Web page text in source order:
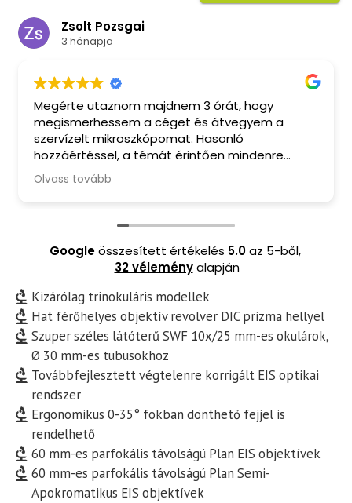
Zsolt Pozsgai
3 hónapja
Megérte utaznom majdnem 3 órát, hogy
megismerhessem a céget és átvegyem a
szervízelt mikroszkópomat. Hasonló
hozzáértéssel, a témát érintően mindenre
kiterjedő tanácsadással, barátságos
fogadtatással és finom kávéval ritkán
pedig valóban kihozták a maximumot. Csak
Olvass tovább
Googleösszesített értékelés 5.0az 5-ből,
32 véleményalapján
Kizárólag trinokuláris modellek
Hat férőhelyes objektív revolver DIC prizma hellyel
Szuper széles látóterű SWF 10x/25 mm-es okulárok,
Ø 30 mm-es tubusokhoz
Továbbfejlesztett végtelenre korrigált EIS optikai
rendszer
Ergonomikus 0-35° fokban dönthető fejjel is
rendelhető
60 mm-es parfokális távolságú Plan EIS objektívek
60 mm-es parfokális távolságú Plan Semi-
Apokromatikus EIS objektívek